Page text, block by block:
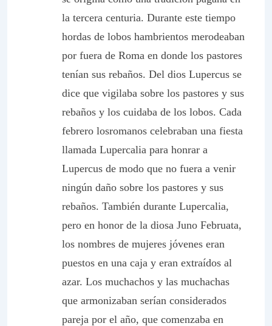
la tercera centuria. Durante este tiempo
hordas de lobos hambrientos merodeaban
por fuera de Roma en donde los pastores
tenían sus rebaños. Del dios Lupercus se
dice que vigilaba sobre los pastores y sus
rebaños y los cuidaba de los lobos. Cada
febrero losromanos celebraban una fiesta
llamada Lupercalia para honrar a
Lupercus de modo que no fuera a venir
ningún daño sobre los pastores y sus
rebaños. También durante Lupercalia,
pero en honor de la diosa Juno Februata,
los nombres de mujeres jóvenes eran
puestos en una caja y eran extraídos al
azar. Los muchachos y las muchachas
que armonizaban serían considerados
pareja por el año, que comenzaba en